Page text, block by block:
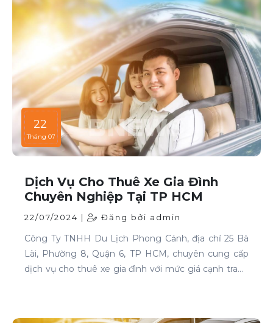
22
Tháng 07
Dịch Vụ Cho Thuê Xe Gia Đình
Chuyên Nghiệp Tại TP HCM
22/07/2024 | Đăng bởi admin
Công Ty TNHH Du Lịch Phong Cảnh, địa chỉ 25 Bà
Lài, Phường 8, Quận 6, TP HCM, chuyên cung cấp
dịch vụ cho thuê xe gia đình với mức giá cạnh tranh